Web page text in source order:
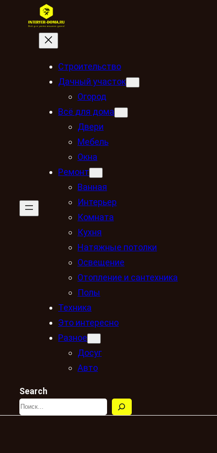
Строительство
Дачный участок
Огород
Всё для дома
Двери
Мебель
Окна
Ремонт
Ванная
Интерьер
Комната
Кухня
Натяжные потолки
Освещение
Отопление и сантехника
Полы
Техника
Это интересно
Разное
Досуг
Авто
Search